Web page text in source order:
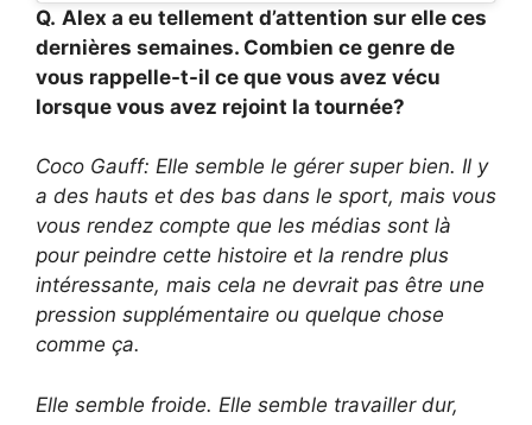
Q. Alex a eu tellement d’attention sur elle ces
dernières semaines. Combien ce genre de
vous rappelle-t-il ce que vous avez vécu
lorsque vous avez rejoint la tournée?
Coco Gauff: Elle semble le gérer super bien. Il y
a des hauts et des bas dans le sport, mais vous
vous rendez compte que les médias sont là
pour peindre cette histoire et la rendre plus
intéressante, mais cela ne devrait pas être une
pression supplémentaire ou quelque chose
comme ça.
Elle semble froide. Elle semble travailler dur,